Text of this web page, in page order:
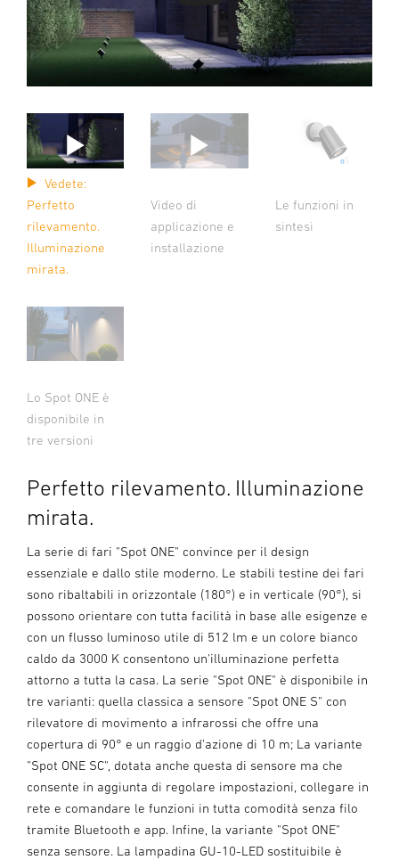
Vedete:
Perfetto
rilevamento.
Illuminazione
mirata.
Video di
applicazione e
installazione
Le funzioni in
sintesi
Lo Spot ONE è
disponibile in
tre versioni
Perfetto rilevamento. Illuminazione
mirata.
La serie di fari "Spot ONE" convince per il design
essenziale e dallo stile moderno. Le stabili testine dei fari
sono ribaltabili in orizzontale (180°) e in verticale (90°), si
possono orientare con tutta facilità in base alle esigenze e
con un flusso luminoso utile di 512 lm e un colore bianco
caldo da 3000 K consentono un'illuminazione perfetta
attorno a tutta la casa. La serie "Spot ONE" è disponibile in
tre varianti: quella classica a sensore "Spot ONE S" con
rilevatore di movimento a infrarossi che offre una
copertura di 90° e un raggio d'azione di 10 m; La variante
"Spot ONE SC", dotata anche questa di sensore ma che
consente in aggiunta di regolare impostazioni, collegare in
rete e comandare le funzioni in tutta comodità senza filo
tramite Bluetooth e app. Infine, la variante "Spot ONE"
senza sensore. La lampadina GU-10-LED sostituibile è